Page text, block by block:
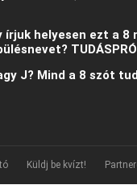
írjuk helyesen ezt a 8
J? Mind a 8 szót
Küldj be kvízt!